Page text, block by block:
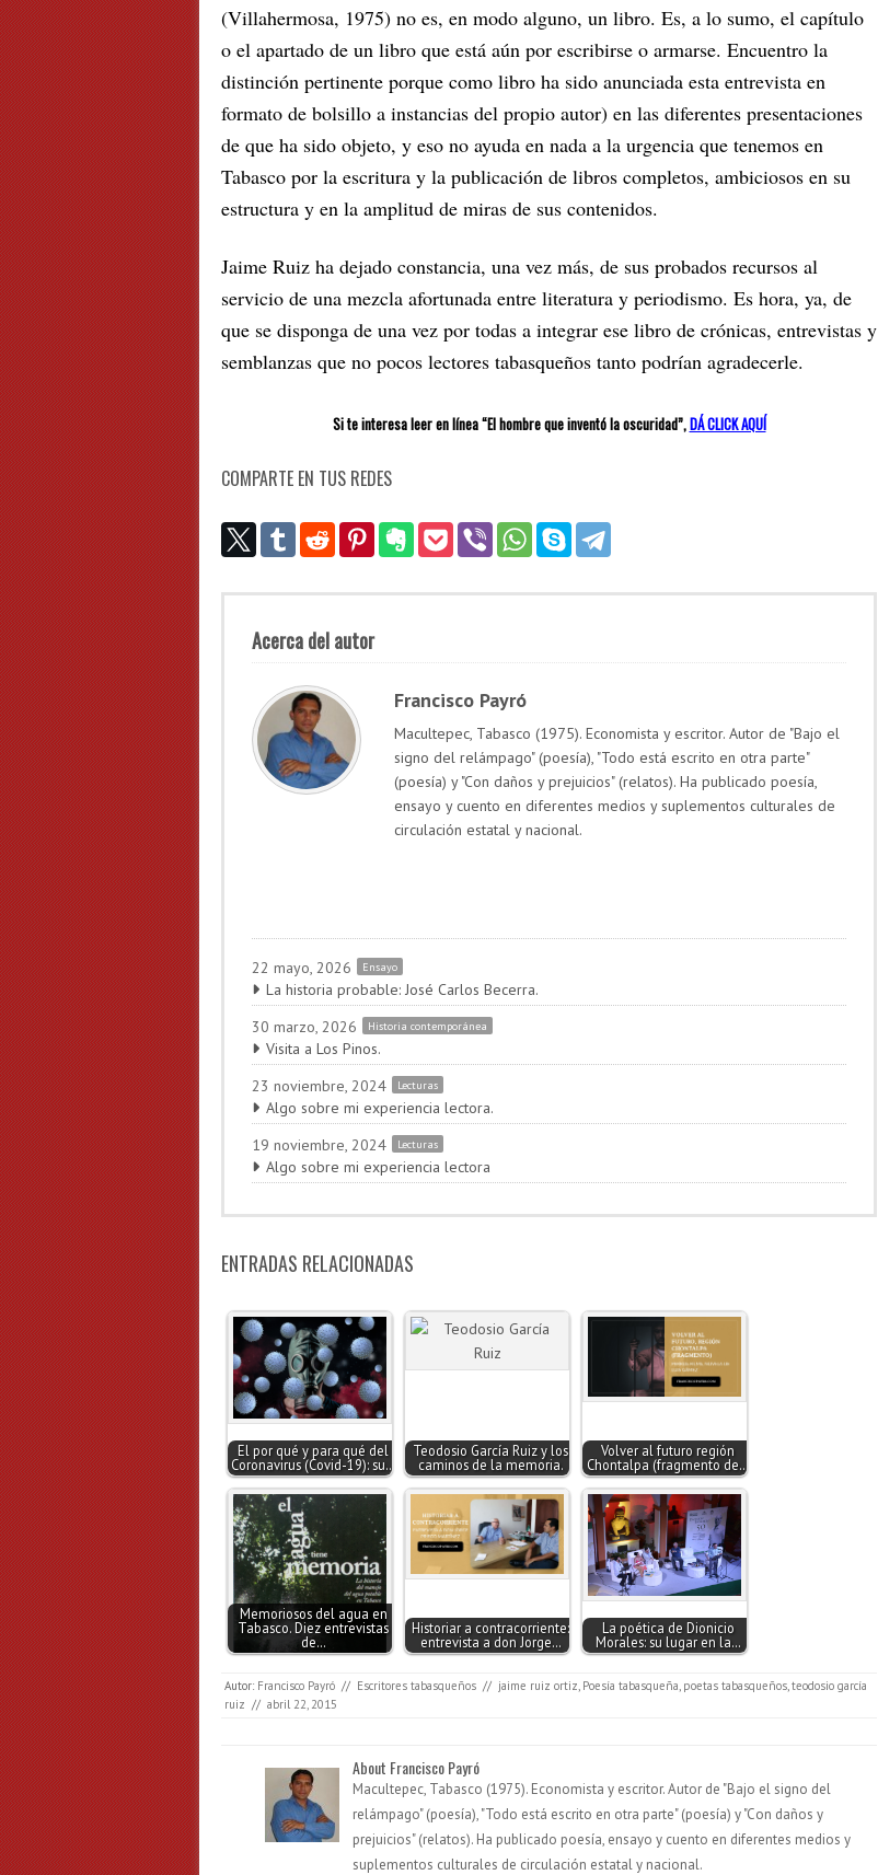
(Villahermosa, 1975) no es, en modo alguno, un libro. Es, a lo sumo, el capítulo
o el apartado de un libro que está aún por escribirse o armarse. Encuentro la
distinción pertinente porque como libro ha sido anunciada esta entrevista en
formato de bolsillo a instancias del propio autor) en las diferentes presentaciones
de que ha sido objeto, y eso no ayuda en nada a la urgencia que tenemos en
Tabasco por la escritura y la publicación de libros completos, ambiciosos en su
estructura y en la amplitud de miras de sus contenidos.
Jaime Ruiz ha dejado constancia, una vez más, de sus probados recursos al
servicio de una mezcla afortunada entre literatura y periodismo. Es hora, ya, de
que se disponga de una vez por todas a integrar ese libro de crónicas, entrevistas y
semblanzas que no pocos lectores tabasqueños tanto podrían agradecerle.
Si te interesa leer en línea “El hombre que inventó la oscuridad”,DÁ CLICK AQUÍ
COMPARTE EN TUS REDES
Acerca del autor
Francisco Payró
Macultepec, Tabasco (1975). Economista y escritor. Autor de "Bajo el
signo del relámpago" (poesía), "Todo está escrito en otra parte"
(poesía) y "Con daños y prejuicios" (relatos). Ha publicado poesía,
ensayo y cuento en diferentes medios y suplementos culturales de
circulación estatal y nacional.
22 mayo, 2026 Ensayo
La historia probable: José Carlos Becerra.
30 marzo, 2026
Historia contemporánea
Visita a Los Pinos.
23 noviembre, 2024
Lecturas
Algo sobre mi experiencia lectora.
19 noviembre, 2024
Lecturas
Algo sobre mi experiencia lectora
ENTRADAS RELACIONADAS
El por qué y para qué del
Coronavirus (Covid-19): su…
Teodosio García Ruiz y los
caminos de la memoria.
Volver al futuro región
Chontalpa (fragmento de…
Memoriosos del agua en
Tabasco. Diez entrevistas
de…
Historiar a contracorriente:
entrevista a don Jorge…
La poética de Dionicio
Morales: su lugar en la…
Autor: Francisco Payró // Escritores tabasqueños // jaime ruiz ortiz, Poesía tabasqueña, poetas tabasqueños,teodosio garcía
ruiz // abril 22, 2015
About Francisco Payró
Macultepec, Tabasco (1975). Economista y escritor. Autor de "Bajo el signo del
relámpago" (poesía), "Todo está escrito en otra parte" (poesía) y "Con daños y
prejuicios" (relatos). Ha publicado poesía, ensayo y cuento en diferentes medios y
suplementos culturales de circulación estatal y nacional.